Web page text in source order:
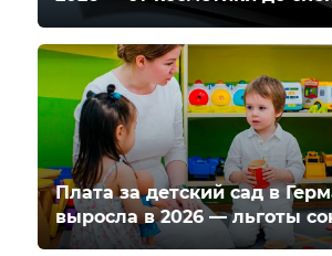
Плата за детский сад в
выросла в 2026 — льготы